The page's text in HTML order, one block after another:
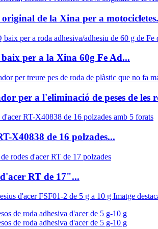
de la Xina per a
per a la Xina 60g Fe Ad...
per a l'eliminació de peses de les
X40838 de 16 polzades...
RT de 17"...